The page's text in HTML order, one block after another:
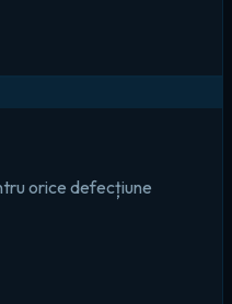
orice defecțiune